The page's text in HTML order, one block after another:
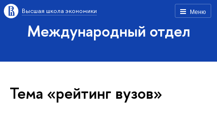
Меню
Высшая школа экономики
Международный отдел
Тема «рейтинг вузов»